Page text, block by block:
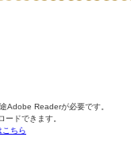
Adobe Readerが必要です。
ドできます。
ちら